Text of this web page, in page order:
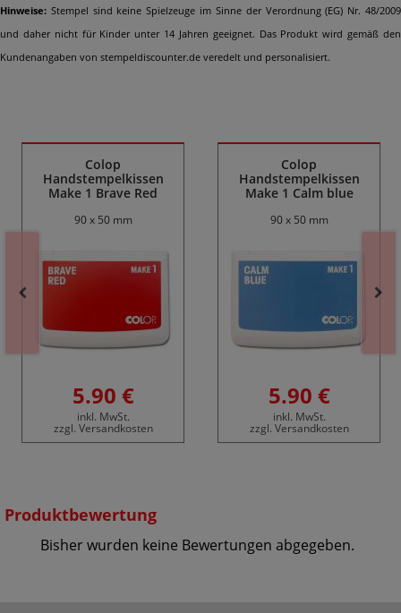
Hinweise: Stempel sind keine Spielzeuge im Sinne der Verordnung (EG) Nr. 48/2009
und daher nicht für Kinder unter 14 Jahren geeignet. Das Produkt wird gemäß den
Kundenangaben von stempeldiscounter.de veredelt und personalisiert.
Colop
Handstempelkissen
Make 1 Brave Red
90 x 50 mm
5.90 €
inkl. MwSt.
zzgl. Versandkosten
Colop
Handstempelkissen
Make 1 Calm blue
90 x 50 mm
5.90 €
inkl. MwSt.
zzgl. Versandkosten
Produktbewertung
Bisher wurden keine Bewertungen abgegeben.